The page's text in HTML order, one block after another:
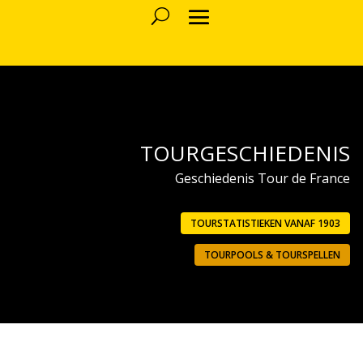
TOURGESCHIEDENIS
Geschiedenis Tour de France
TOURSTATISTIEKEN VANAF 1903
TOURPOOLS & TOURSPELLEN